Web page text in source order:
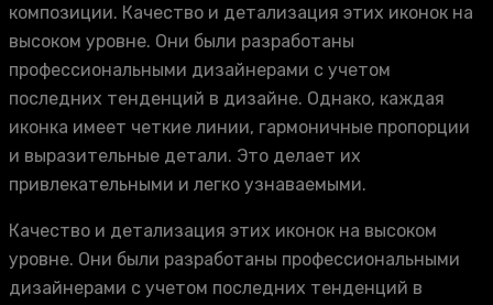
композиции. Качество и детализация этих иконок на
высоком уровне. Они были разработаны
профессиональными дизайнерами с учетом
последних тенденций в дизайне. Однако, каждая
иконка имеет четкие линии, гармоничные пропорции
и выразительные детали. Это делает их
привлекательными и легко узнаваемыми.
Качество и детализация этих иконок на высоком
уровне. Они были разработаны профессиональными
дизайнерами с учетом последних тенденций в